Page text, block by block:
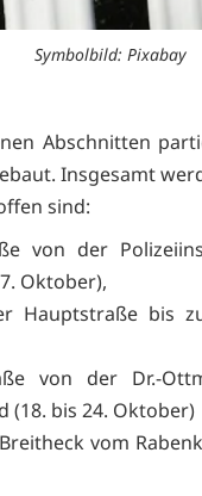
Symbolbild: Pixabay
Abschnitten
Insgesamt
sind:
von der
Oktober),
Hauptstraße bis
von der Dr.-
(18. bis 24. Oktober)
vom